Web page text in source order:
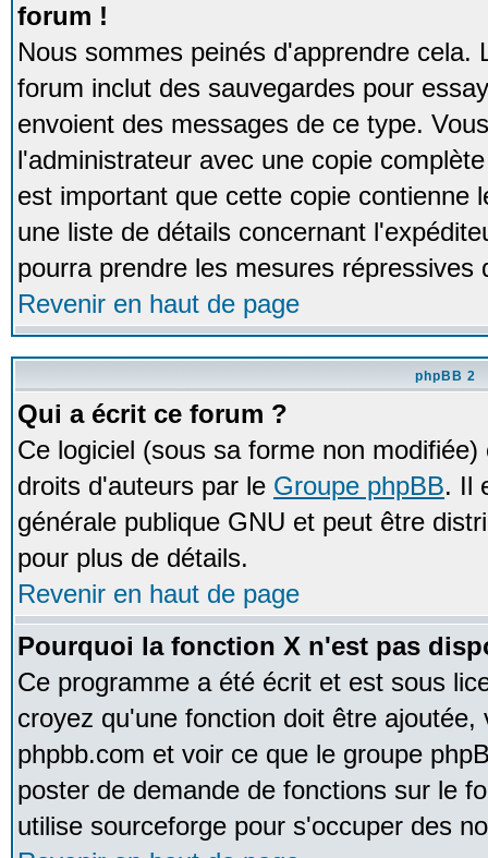
forum !
Nous sommes peinés d'apprendre cela.
forum inclut des sauvegardes pour
envoient des messages de ce type.
l'administrateur avec une copie
est important que cette copie contienne
une liste de détails concernant
pourra prendre les mesures répressives
Revenir en haut de page
phpBB 2
Qui a écrit ce forum ?
Ce logiciel (sous sa forme non
droits d'auteurs par le Groupe phpBB. Il
générale publique GNU et peut être
pour plus de détails.
Revenir en haut de page
Pourquoi la fonction X n'est pas
Ce programme a été écrit et est sous
croyez qu'une fonction doit être
phpbb.com et voir ce que le groupe
poster de demande de fonctions sur le
utilise sourceforge pour s'occuper des